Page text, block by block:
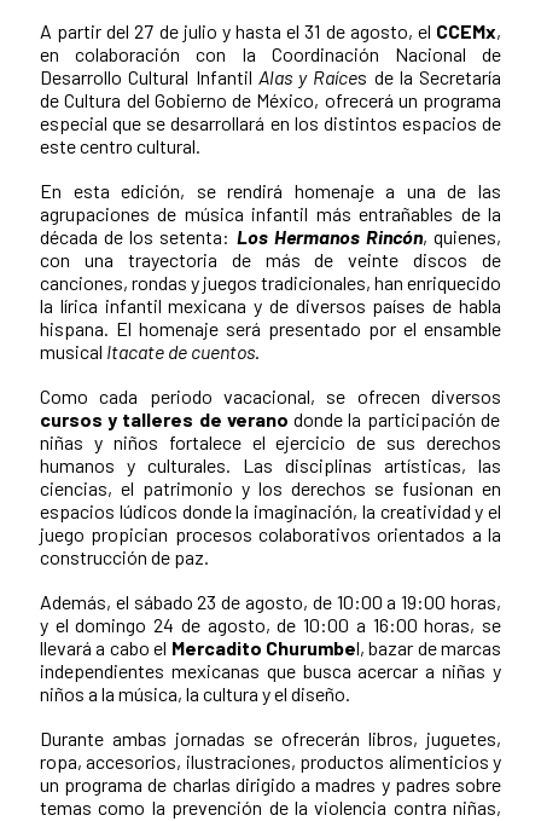
A partir del 27 de julio y hasta el 31 de agosto, el CCEMx,
en colaboración con la Coordinación Nacional de
Desarrollo Cultural Infantil Alas y Raíces de la Secretaría
de Cultura del Gobierno de México, ofrecerá un programa
especial que se desarrollará en los distintos espacios de
este centro cultural.
En esta edición, se rendirá homenaje a una de las
agrupaciones de música infantil más entrañables de la
década de los setenta: Los Hermanos Rincón, quienes,
con una trayectoria de más de veinte discos de
canciones, rondas y juegos tradicionales, han enriquecido
la lírica infantil mexicana y de diversos países de habla
hispana. El homenaje será presentado por el ensamble
musical Itacate de cuentos.
Como cada periodo vacacional, se ofrecen diversos
cursos y talleres de verano donde la participación de
niñas y niños fortalece el ejercicio de sus derechos
humanos y culturales. Las disciplinas artísticas, las
ciencias, el patrimonio y los derechos se fusionan en
espacios lúdicos donde la imaginación, la creatividad y el
juego propician procesos colaborativos orientados a la
construcción de paz.
Además, el sábado 23 de agosto, de 10:00 a 19:00 horas,
y el domingo 24 de agosto, de 10:00 a 16:00 horas, se
llevará a cabo el Mercadito Churumbel, bazar de marcas
independientes mexicanas que busca acercar a niñas y
niños a la música, la cultura y el diseño.
Durante ambas jornadas se ofrecerán libros, juguetes,
ropa, accesorios, ilustraciones, productos alimenticios y
un programa de charlas dirigido a madres y padres sobre
temas como la prevención de la violencia contra niñas,